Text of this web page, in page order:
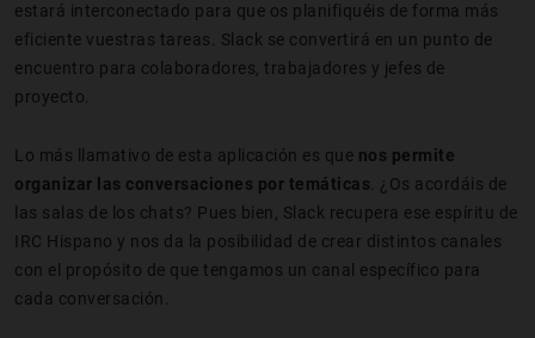
estará interconectado para que os planifiquéis de forma más
eficiente vuestras tareas. Slack se convertirá en un punto de
encuentro para colaboradores, trabajadores y jefes de
proyecto.
Lo más llamativo de esta aplicación es que nos permite
organizar las conversaciones por temáticas. ¿Os acordáis de
las salas de los chats? Pues bien, Slack recupera ese espíritu de
IRC Hispano y nos da la posibilidad de crear distintos canales
con el propósito de que tengamos un canal específico para
cada conversación.